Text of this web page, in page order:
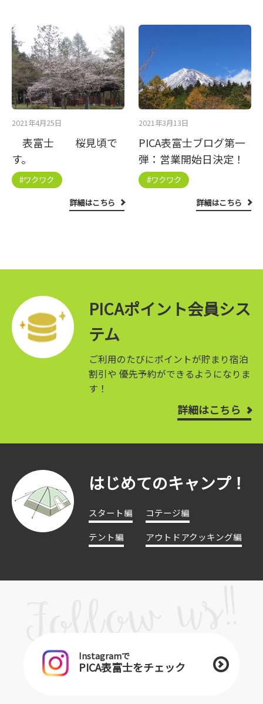
2021年4月25日
表富士 桜見頃で
す。
#ワクワク
詳細はこちら
2021年3月13日
PICA表富士ブログ第一
弾：営業開始日決定！
#ワクワク
詳細はこちら
PICAポイント会員シス
テム
ご利用のたびにポイントが貯まり宿泊
割引や 優先予約ができるようになりま
す！
詳細はこちら
はじめてのキャンプ！
スタート編
コテージ編
テント編
アウトドアクッキング編
Instagramで
PICA表富士をチェック